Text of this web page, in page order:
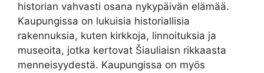
historian vahvasti osana nykypäivän elämää.
Kaupungissa on lukuisia historiallisia
rakennuksia, kuten kirkkoja, linnoituksia ja
museoita, jotka kertovat Šiauliaisn rikkaasta
menneisyydestä. Kaupungissa on myös